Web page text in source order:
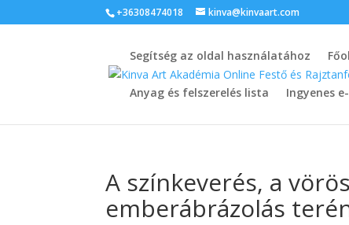
+36308474018 kinva@kinvaart.com
Segítség az oldal használatához
Anyag és felszerelés lista Ingyenes
A színkeverés, a
emberábrázolás